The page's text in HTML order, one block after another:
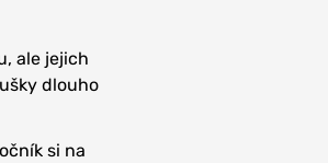
ale jejich
dlouho
si na